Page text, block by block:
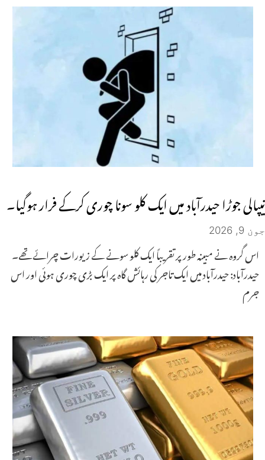
نیپالی جوڑا حیدرآباد میں ایک کلو سونا چوری کرکے فرار ہوگیا۔
جون 9, 2026
اس گروہ نے مبینہ طور پر تقریباً ایک کلو سونے کے زیورات چرائے تھے۔
حیدرآباد: حیدرآباد میں ایک تاجر کی رہائش گاہ پر ایک بڑی چوری ہوئی اور اس
جرم